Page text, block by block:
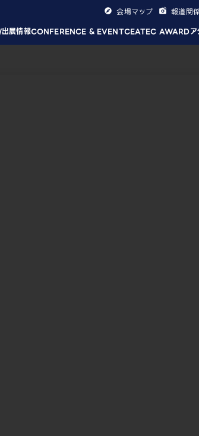
展情報CONFERENCE & EVENTCEATEC AWARD
会場マップ 報道関